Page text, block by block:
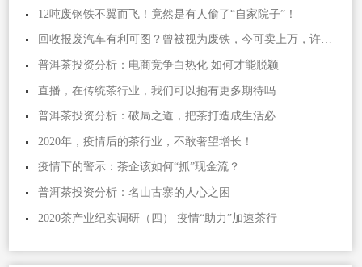
12吨废钢铁不翼而飞！竟然是有人偷了“自家院子”！
回收报废汽车有利可图？曾被视为废铁，今可卖上万，许多人却忽略
普洱茶投资分析：电商竞争白热化 如何才能脱颖
直播，在传统茶行业，我们可以抱有更多期待吗
普洱茶投资分析：破局之道，把茶打造成生活必
2020年，疫情后的茶行业，不敢奢望增长！
疫情下的警示：茶企该如何“抓”现金流？
普洱茶投资分析：名山古寨的人心之困
2020茶产业纪实调研（四） 疫情“助力”加速茶行